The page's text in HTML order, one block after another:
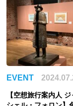
EVENT
【空想旅行案内人